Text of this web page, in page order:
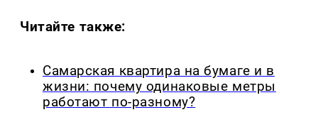
Читайте также:
Самарская квартира на бумаге и в
жизни: почему одинаковые метры
работают по-разному?